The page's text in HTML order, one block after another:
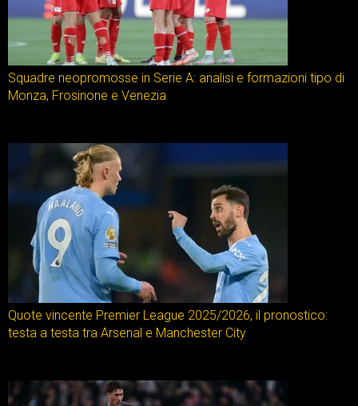
Squadre neopromosse in Serie A: analisi e formazioni tipo di
Monza, Frosinone e Venezia
Quote vincente Premier League 2025/2026, il pronostico:
testa a testa tra Arsenal e Manchester City